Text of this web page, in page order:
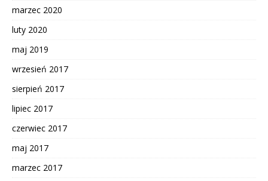
marzec 2020
luty 2020
maj 2019
wrzesień 2017
sierpień 2017
lipiec 2017
czerwiec 2017
maj 2017
marzec 2017